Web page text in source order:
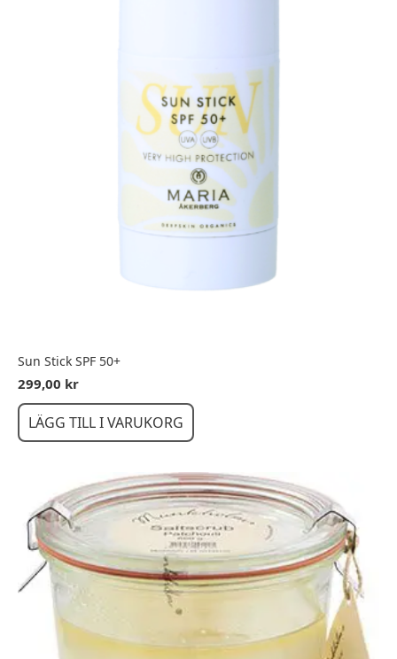
Sun Stick SPF 50+
299,00 kr
LÄGG TILL I VARUKORG